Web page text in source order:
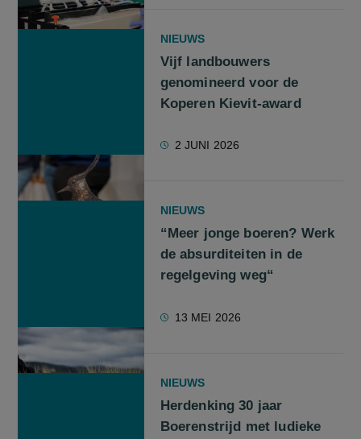
NIEUWS
Vijf landbouwers
genomineerd voor de
Koperen Kievit-award
2 JUNI 2026
NIEUWS
“Meer jonge boeren? Werk
de absurditeiten in de
regelgeving weg“
13 MEI 2026
NIEUWS
Herdenking 30 jaar
Boerenstrijd met ludieke